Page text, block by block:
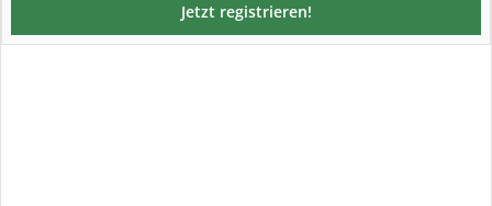
Jetzt registrieren!